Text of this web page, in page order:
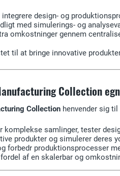
integrere design- og
med simulerings- og
omkostninger gennem
til at bringe innovative
Collection
Collection henvender sig til
komplekse samlinger, tester
produkter og simulerer deres
forbedr produktionsprocesser
fordel af en skalerbar og